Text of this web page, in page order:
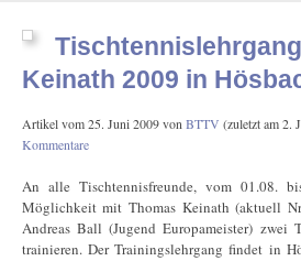
Keinath 2009 in
Artikel vom25. Juni 2009von BTTV (zuletzt am2.
Kommentare
An alle Tischtennisfreunde, vom 01.08.
Möglichkeit mit Thomas Keinath (aktuell
Andreas Ball (Jugend Europameister) zwei
trainieren. Der Trainingslehrgang findet in